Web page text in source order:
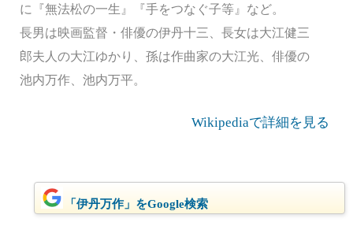
に『無法松の一生』『手をつなぐ子等』など。
長男は映画監督・俳優の伊丹十三、長女は大江健三
郎夫人の大江ゆかり、孫は作曲家の大江光、俳優の
池内万作、池内万平。
Wikipediaで詳細を見る
「伊丹万作」をGoogle検索